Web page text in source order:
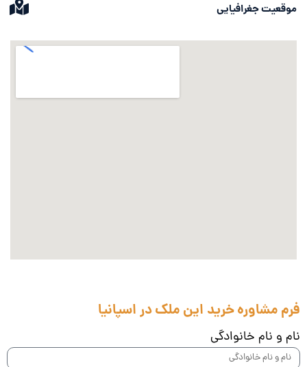
موقعیت جغرافیایی
فرم مشاوره خرید این ملک در اسپانیا
نام و نام خانوادگی